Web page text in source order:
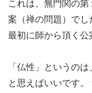
これは、無門関の第
案（禅の問題）で
最初に師から頂く公
「仏性」というの
と思えばいいです